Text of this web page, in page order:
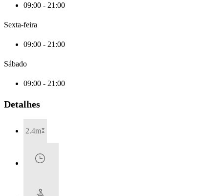
09:00 - 21:00
Sexta-feira
09:00 - 21:00
Sábado
09:00 - 21:00
Detalhes
2.4m